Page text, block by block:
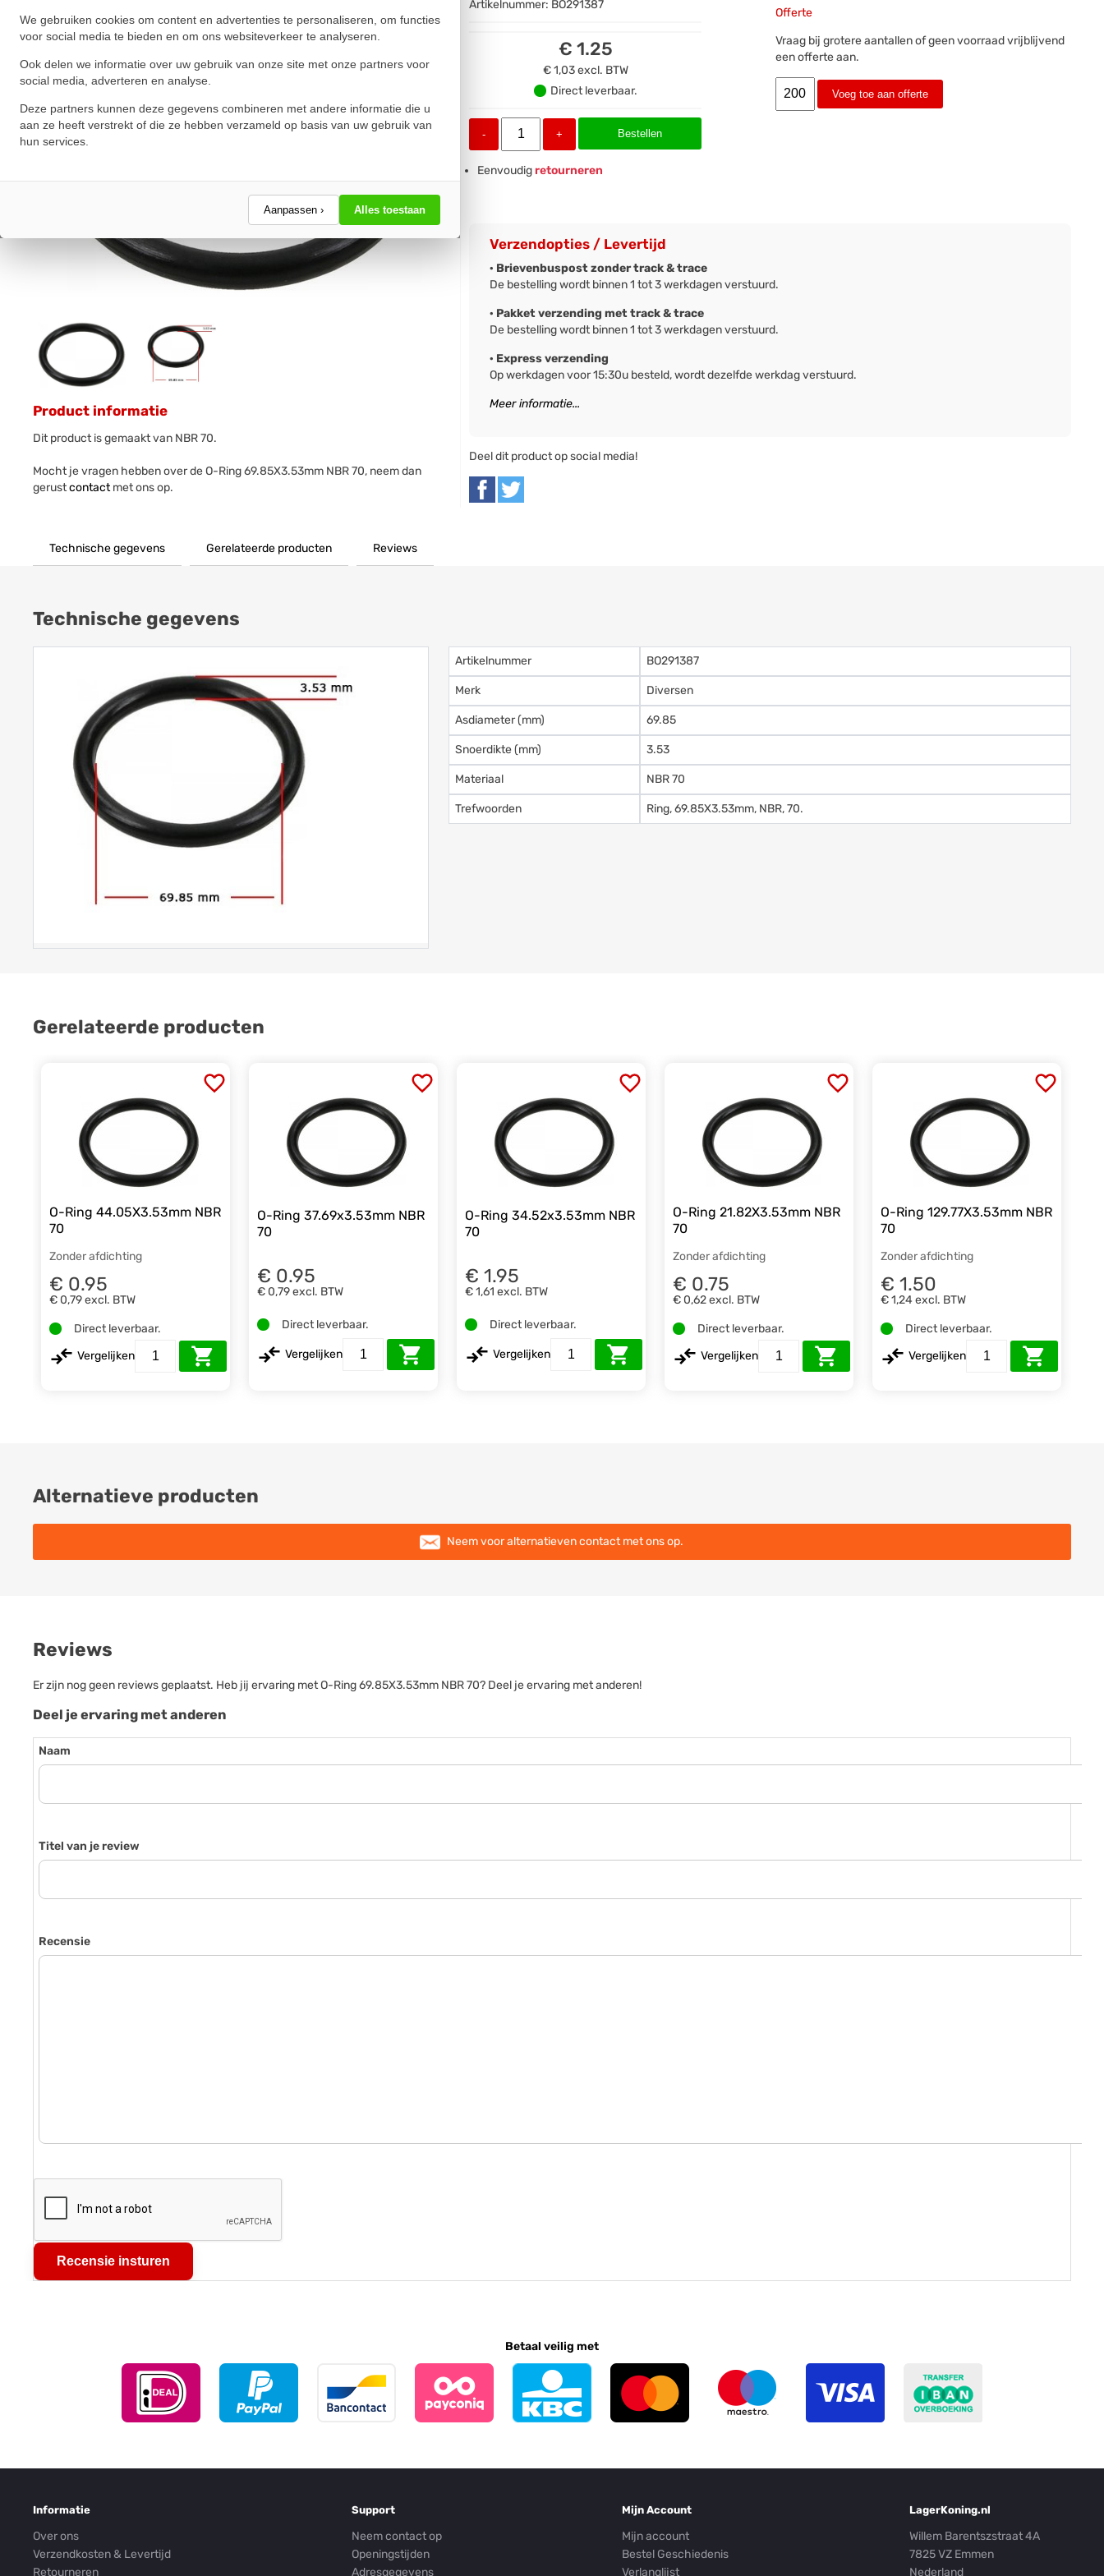
We gebruiken cookies om content en advertenties te personaliseren, om functies
voor social media te bieden en om ons websiteverkeer te analyseren.
Ook delen we informatie over uw gebruik van onze site met onze partners voor
social media, adverteren en analyse.
Deze partners kunnen deze gegevens combineren met andere informatie die u
aan ze heeft verstrekt of die ze hebben verzameld op basis van uw gebruik van
hun services.
Aanpassen › Alles toestaan
Product informatie
Dit product is gemaakt van NBR 70.
Mocht je vragen hebben over de O-Ring 69.85X3.53mm NBR 70, neem dan
gerustcontactmet ons op.
Artikelnummer: BO291387
€ 1.25
€ 1,03excl. BTW
Direct leverbaar.
- + Bestellen
Eenvoudigretourneren
Offerte
Vraag bij grotere aantallen of geen voorraad vrijblijvend
een offerte aan.
Voeg toe aan offerte
Verzendopties / Levertijd
· Brievenbuspost zonder track & trace
De bestelling wordt binnen 1 tot 3 werkdagen verstuurd.
· Pakket verzending met track & trace
De bestelling wordt binnen 1 tot 3 werkdagen verstuurd.
· Express verzending
Op werkdagen voor 15:30u besteld, wordt dezelfde werkdag verstuurd.
Meer informatie...
Deel dit product op social media!
Technische gegevens Gerelateerde producten Reviews
Technische gegevens
Artikelnummer BO291387
Merk Diversen
Asdiameter (mm) 69.85
Snoerdikte (mm) 3.53
Materiaal NBR 70
Trefwoorden Ring, 69.85X3.53mm, NBR, 70.
Gerelateerde producten
O-Ring 44.05X3.53mm NBR
70
Zonder afdichting
€ 0.95
€ 0,79excl. BTW
Direct leverbaar.
Vergelijken
O-Ring 37.69x3.53mm NBR
70
€ 0.95
€ 0,79excl. BTW
Direct leverbaar.
Vergelijken
O-Ring 34.52x3.53mm NBR
70
€ 1.95
€ 1,61 excl. BTW
Direct leverbaar.
Vergelijken
O-Ring 21.82X3.53mm NBR
70
Zonder afdichting
€ 0.75
€ 0,62excl. BTW
Direct leverbaar.
Vergelijken
O-Ring 129.77X3.53mm NBR
70
Zonder afdichting
€ 1.50
€ 1,24 excl. BTW
Direct leverbaar.
Vergelijken
Alternatieve producten
Neem voor alternatieven contact met ons op.
Reviews
Er zijn nog geen reviews geplaatst. Heb jij ervaring met O-Ring 69.85X3.53mm NBR 70? Deel je ervaring met anderen!
Deel je ervaring met anderen
Naam
Titel van je review
Recensie
Recensie insturen
Betaal veilig met
Informatie
Over ons
Verzendkosten & Levertijd
Retourneren
Support
Neem contact op
Openingstijden
Adresgegevens
Mijn Account
Mijn account
Bestel Geschiedenis
Verlanglijst
LagerKoning.nl
Willem Barentszstraat 4A
7825 VZ Emmen
Nederland